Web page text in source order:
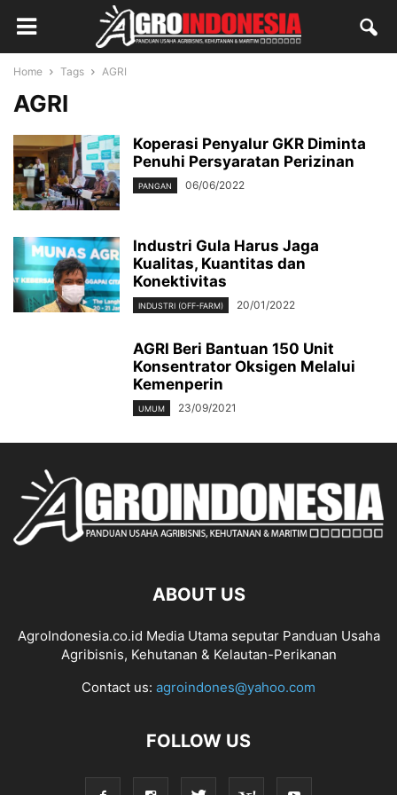
Home Tags AGRI
AGRI
Koperasi Penyalur GKR Diminta
Penuhi Persyaratan Perizinan
PANGAN 06/06/2022
Industri Gula Harus Jaga
Kualitas, Kuantitas dan
Konektivitas
INDUSTRI (OFF-FARM) 20/01/2022
AGRI Beri Bantuan 150 Unit
Konsentrator Oksigen Melalui
Kemenperin
UMUM 23/09/2021
ABOUT US
AgroIndonesia.co.id Media Utama seputar Panduan Usaha
Agribisnis, Kehutanan & Kelautan-Perikanan
Contact us: agroindones@yahoo.com
FOLLOW US